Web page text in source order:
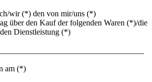
wir (*) den von mir/uns (*)
über den Kauf der folgenden Waren (*)/die
Dienstleistung (*)
am (*)